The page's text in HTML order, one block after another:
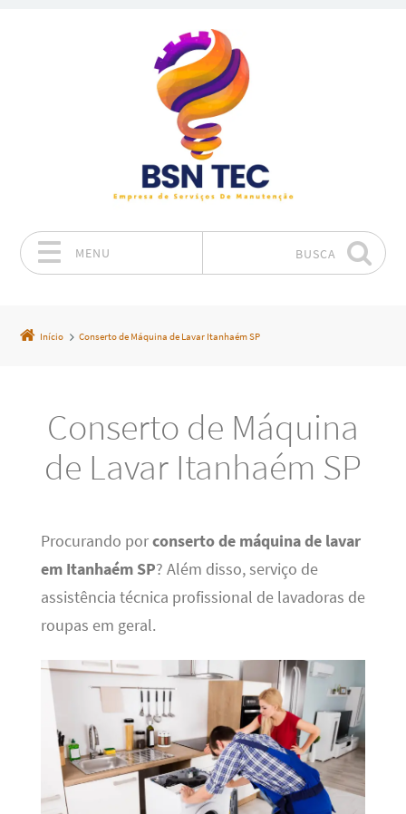
MENU BUSCA
Início Conserto de Máquina de Lavar Itanhaém SP
Conserto de Máquina
de Lavar Itanhaém SP
Procurando porconserto de máquina de lavar
em Itanhaém SP? Além disso, serviço de
assistência técnica profissional de lavadoras de
roupas em geral.